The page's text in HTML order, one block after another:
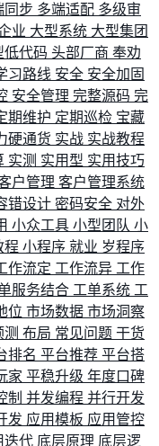
同步 多端适配 多级审
业 大型系统 大型集团
低代码 头部厂商 奉劝
习路线 安全 安全加固
安全管理 完整源码 完
期维护 定期巡检 宝藏
硬通货 实战 实战教程
实测 实用型 实用技巧
户管理 客户管理系统
错设计 密码安全 对外
小众工具 小型团队 小
程 小程序 就业 岁程序
作流定 工作流异 工作
服务结合 工单系统 工
位 市场数据 市场洞察
布局 常见问题 干货
排名 平台推荐 平台搭
家 平稳升级 年度口碑
制 并发编程 并行开发
发 应用模板 应用管控
迭代 底层原理 底层逻